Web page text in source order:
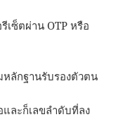
เซ็ตผ่าน OTP หรือ
ลักฐานรับรองตัวตน
ละก็เลขลำดับที่ลง